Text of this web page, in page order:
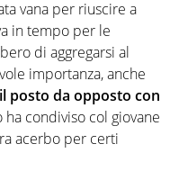
vana per riuscire a
in tempo per le
di aggregarsi al
importanza, anche
posto da opposto con
ha condiviso col giovane
acerbo per certi